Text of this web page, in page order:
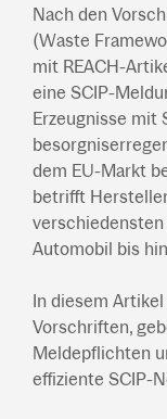
Nach den
(Waste
mit REACH-
eine SCIP-
Erzeugnisse mit
dem EU-Markt
betrifft
verschiedensten
Automobil bis
In diesem
Vorschriften,
Meldepflichten
effiziente SCIP-